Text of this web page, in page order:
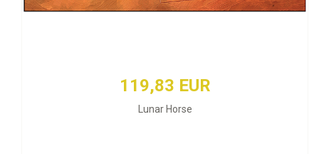
119,83 EUR
Lunar Horse